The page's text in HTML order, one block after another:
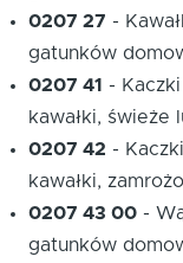
0207 27 -
gatunków
0207 41
-
kawałki, świeże
0207 42 -
kawałki,
0207 43 00 -
gatunków